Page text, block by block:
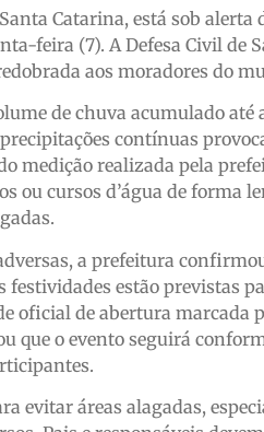
Catarina, está sob
feira (7). A Defesa Civil de
aos moradores do
de chuva acumulado
contínuas
medição realizada pela
ou cursos d’água de forma
a prefeitura
estão previstas
oficial de abertura marcada
que o evento seguirá
evitar áreas alagadas,